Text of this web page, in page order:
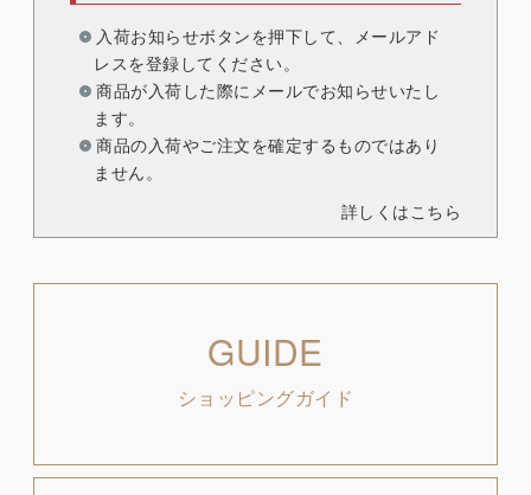
入荷お知らせボタンを押下して、メールアド
レスを登録してください。
商品が入荷した際にメールでお知らせいたし
ます。
商品の入荷やご注文を確定するものではあり
ません。
詳しくはこちら
GUIDE
ショッピングガイド